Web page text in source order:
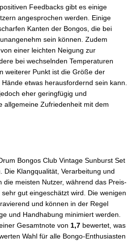
Feedbacks gibt es einige
angesprochen werden. Einige
Kanten der Bongos, die bei
sein können. Zudem
einer leichten Neigung zur
bei wechselnden Temperaturen
weiterer Punkt ist die Größe der
etwas herausfordernd sein kann.
eher geringfügig und
allgemeine Zufriedenheit mit dem
Bongos Club Vintage Sunburst Set
Die Klangqualität, Verarbeitung und
die meisten Nutzer, während das Preis-
gut eingeschätzt wird. Die wenigen
und können in der Regel
und Handhabung minimiert werden.
Gesamtnote von 1,7 bewertet, was
Wahl für alle Bongo-Enthusiasten